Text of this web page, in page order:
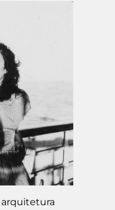
arquitetura